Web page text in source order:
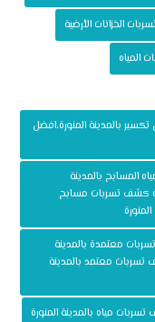
الخزانات الأرضية
المياه
بالمدينة المنورة،افضل
المسابح بالمدينة
كشف تسربات مسابح
معتمدة بالمدينة
تسربات معتمد بالمدينة
مياه بالمدينة المنورة